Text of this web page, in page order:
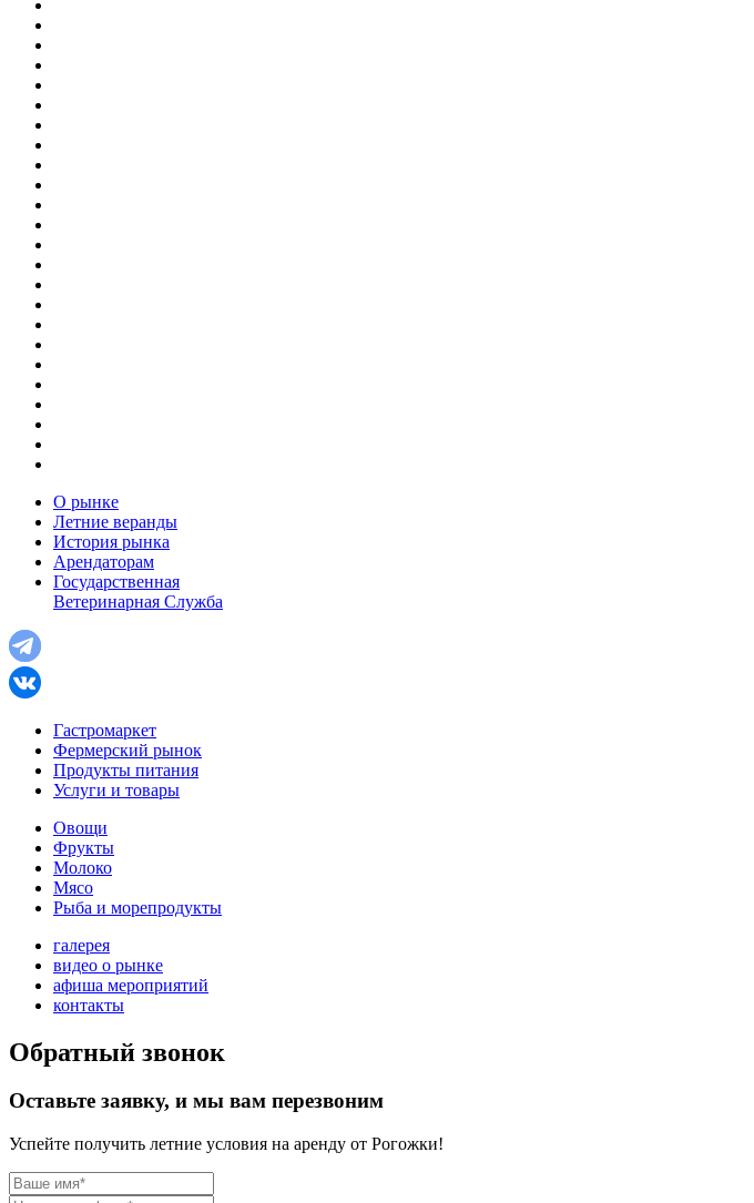
О рынке
Летние веранды
История рынка
Арендаторам
Государственная
Ветеринарная Служба
Гастромаркет
Фермерский рынок
Продукты питания
Услуги и товары
Овощи
Фрукты
Молоко
Мясо
Рыба и морепродукты
галерея
видео о рынке
афиша мероприятий
контакты
Обратный звонок
Оставьте заявку, и мы вам перезвоним
Успейте получить летние условия на аренду от Рогожки!